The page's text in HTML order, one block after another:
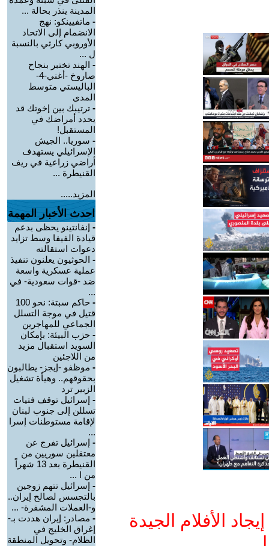
الأفلام الجيدة
المدينة ينذر بحالة ...
- ماتفيينكو: نهج
الانضمام إلى الاتحاد
الأوروبي كارثي بالنسبة
ل ...
- الهند تختبر بنجاح
صاروخ -أغني-4-
الباليستي متوسط
المدى
- ترتيبك بين إخوتك قد
يحدد أمراضك في
المستقبل!
- سوريا.. الجيش
الإسرائيلي يستهدف
أراضي زراعية في ريف
القنيطرة ...
المزيد.....
احدث الأخبار المهمة
- إنفانتينو يحظى بدعم
قيادة الفيفا وسط تزايد
دعوات استقالته
- الحوثيون يعلنون تنفيذ
عملية عسكرية واسعة
ضد -قوات سعودية- في
...
-
حاكم سبتة: نحو 100
قتيل في موجة التسلل
الجماعي للمهاجرين
- حزب البيئة: بإمكان
السويد استقبال مزيد
من اللاجئين
- موظفو -إيجز- يطالبون
بحقوقهم.. وهيأة تشغيل
الزبير ترد
- إسرائيل توقف فتيات
تسللن إلى جنوب لبنان
لإقامة مستوطنات إسرا
...
- إسرائيل تفرج عن
معتقلين سوريين من
القنيطرة بعد 13 شهراً
من ا ...
- إسرائيل تتهم زوجين
بالتجسس لصالح إيران..
و-العملات المشفرة- ...
- مصادر: إيران هددت بـ-
إغراق الخليج في
الظلام- وتحويل المنطقة